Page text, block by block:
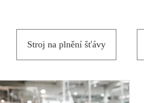
Stroj na plnění šťávy